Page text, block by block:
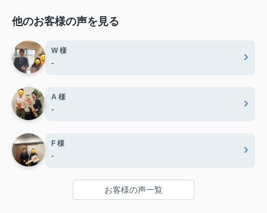
他のお客様の声を見る
W 様
-
A 様
-
F 様
-
お客様の声一覧